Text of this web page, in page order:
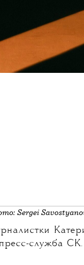
Sergei
служба СК.